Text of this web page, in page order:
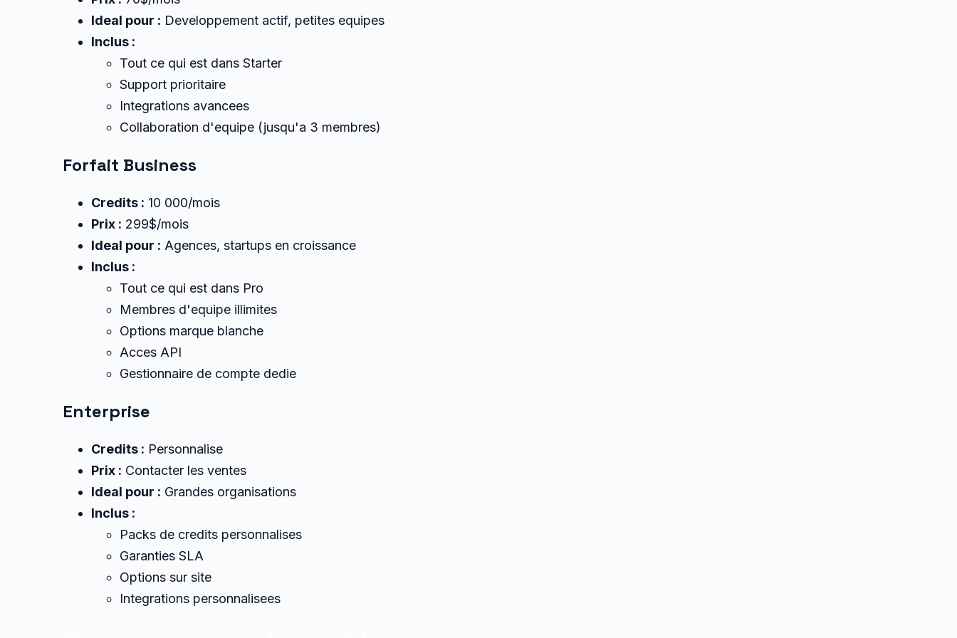
Ideal pour : Developpement actif, petites equipes
Inclus :
Tout ce qui est dans Starter
Support prioritaire
Integrations avancees
Collaboration d'equipe (jusqu'a 3 membres)
Forfait Business
Credits : 10 000/mois
Prix : 299$/mois
Ideal pour : Agences, startups en croissance
Inclus :
Tout ce qui est dans Pro
Membres d'equipe illimites
Options marque blanche
Acces API
Gestionnaire de compte dedie
Enterprise
Credits : Personnalise
Prix : Contacter les ventes
Ideal pour : Grandes organisations
Inclus :
Packs de credits personnalises
Garanties SLA
Options sur site
Integrations personnalisees